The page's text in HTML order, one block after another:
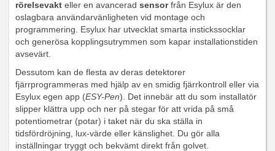
rörelsevakt eller en avancerad sensorfrån Esylux är den
oslagbara användarvänligheten vid montage och
programmering. Esylux har utvecklat smarta instickssocklar
och generösa kopplingsutrymmen som kapar installationstiden
avsevärt.
Dessutom kan de flesta av deras detektorer
fjärrprogrammeras med hjälp av en smidig fjärrkontroll eller via
Esylux egen app (ESY-Pen). Det innebär att du som installatör
slipper klättra upp och ner på stegar för att vrida på små
potentiometrar (potar) i taket när du ska ställa in
tidsfördröjning, lux-värde eller känslighet. Du gör alla
inställningar tryggt och bekvämt direkt från golvet.